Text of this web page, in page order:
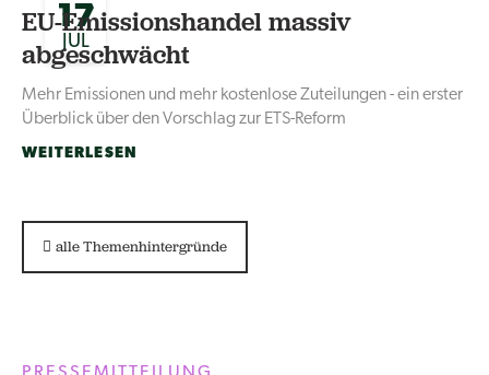
17
JUL
EU-Emissionshandel massiv
abgeschwächt
Mehr Emissionen und mehr kostenlose Zuteilungen - ein erster
Überblick über den Vorschlag zur ETS-Reform
WEITERLESEN
alle Themenhintergründe